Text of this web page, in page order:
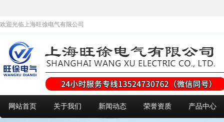
欢迎光临上海旺徐电气有限公司
网站首页 关于我们 新闻动态 荣誉资质 产品中心